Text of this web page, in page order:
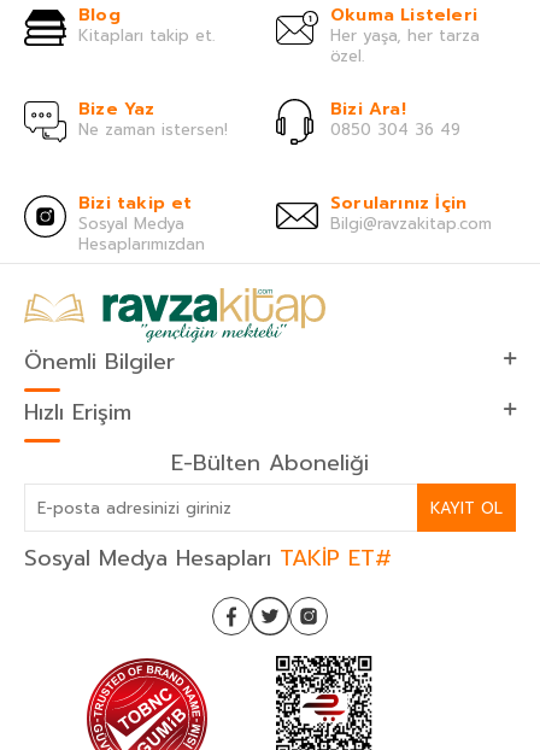
Blog
Kitapları takip et.
Okuma Listeleri
Her yaşa, her tarza
özel.
Bize Yaz
Ne zaman istersen!
Bizi Ara!
0850 304 36 49
Bizi takip et
Sosyal Medya
Hesaplarımızdan
Sorularınız İçin
Bilgi@ravzakitap.com
Önemli Bilgiler
Hızlı Erişim
E-Bülten Aboneliği
KAYIT OL
Sosyal Medya Hesapları TAKİP ET#